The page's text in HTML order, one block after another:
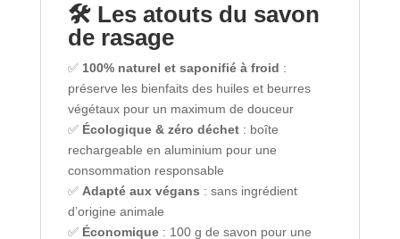
🛠️ Les atouts du savon
de rasage
✅ 100% naturel et saponifié à froid :
préserve les bienfaits des huiles et beurres
végétaux pour un maximum de douceur
✅ Écologique & zéro déchet: boîte
rechargeable en aluminium pour une
consommation responsable
✅ Adapté aux végans : sans ingrédient
d’origine animale
✅ Économique: 100 g de savon pour une